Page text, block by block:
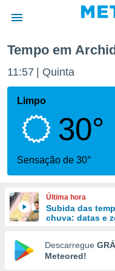
da
foi
fornecidas
a este
das
e
forma
digital
Tempo em
11:57 Quinta
Limpo
30°
Sensação de 30°
Última hora
Subida das
chuva: datas e
Descarregue
Meteored!